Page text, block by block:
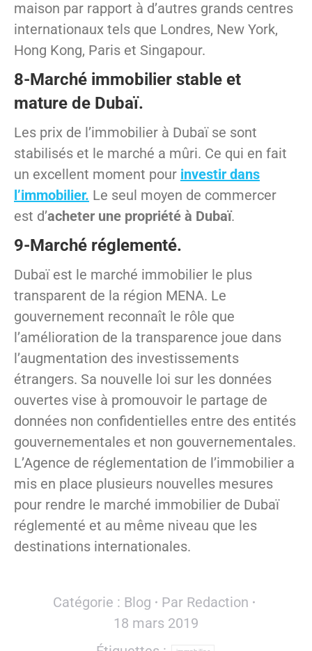
maison par rapport à d’autres grands centres
internationaux tels que Londres, New York,
Hong Kong, Paris et Singapour.
8-Marché immobilier stable et
mature de Dubaï.
Les prix de l’immobilier à Dubaï se sont
stabilisés et le marché a mûri. Ce qui en fait
un excellent moment pour investir dans
l’immobilier. Le seul moyen de commercer
est d’acheter une propriété à Dubaï.
9-Marché réglementé.
Dubaï est le marché immobilier le plus
transparent de la région MENA. Le
gouvernement reconnaît le rôle que
l’amélioration de la transparence joue dans
l’augmentation des investissements
étrangers. Sa nouvelle loi sur les données
ouvertes vise à promouvoir le partage de
données non confidentielles entre des entités
gouvernementales et non gouvernementales.
L’Agence de réglementation de l’immobilier a
mis en place plusieurs nouvelles mesures
pour rendre le marché immobilier de Dubaï
réglementé et au même niveau que les
destinations internationales.
Catégorie : Blog Par Redaction
18 mars 2019